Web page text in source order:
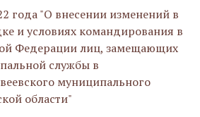
года "О внесении изменений в
и условиях командирования в
Федерации лиц, замещающих
службы в
муниципального
области"